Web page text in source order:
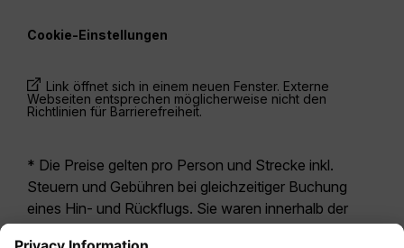
Cookie-Einstellungen
Link öffnet sich in einem neuen Fenster. Externe
Webseiten entsprechen möglicherweise nicht den
Richtlinien für Barrierefreiheit.
* Die Preise gelten pro Person und Strecke inkl.
Steuern und Gebühren bei gleichzeitiger Buchung
eines Hin- und Rückflugs. Sie waren innerhalb der